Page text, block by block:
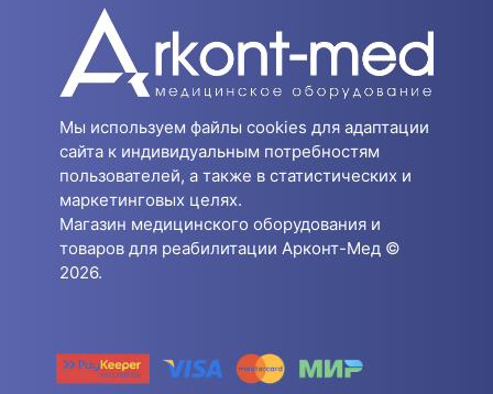
Мы используем файлы cookies для адаптации
сайта к индивидуальным потребностям
пользователей, а также в статистических и
маркетинговых целях.
Магазин медицинского оборудования и
товаров для реабилитации Арконт-Мед ©
2026.